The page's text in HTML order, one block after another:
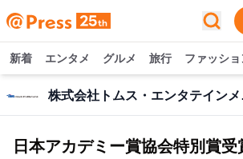
新着 エンタメ グルメ 旅行 ファッシ
株
日本アカデミー賞協会特別賞